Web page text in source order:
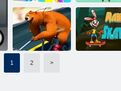
BALAP KARUNG Super
Bėgimo
padėkliukas
Kemptauno
lenktynės
1 2 >